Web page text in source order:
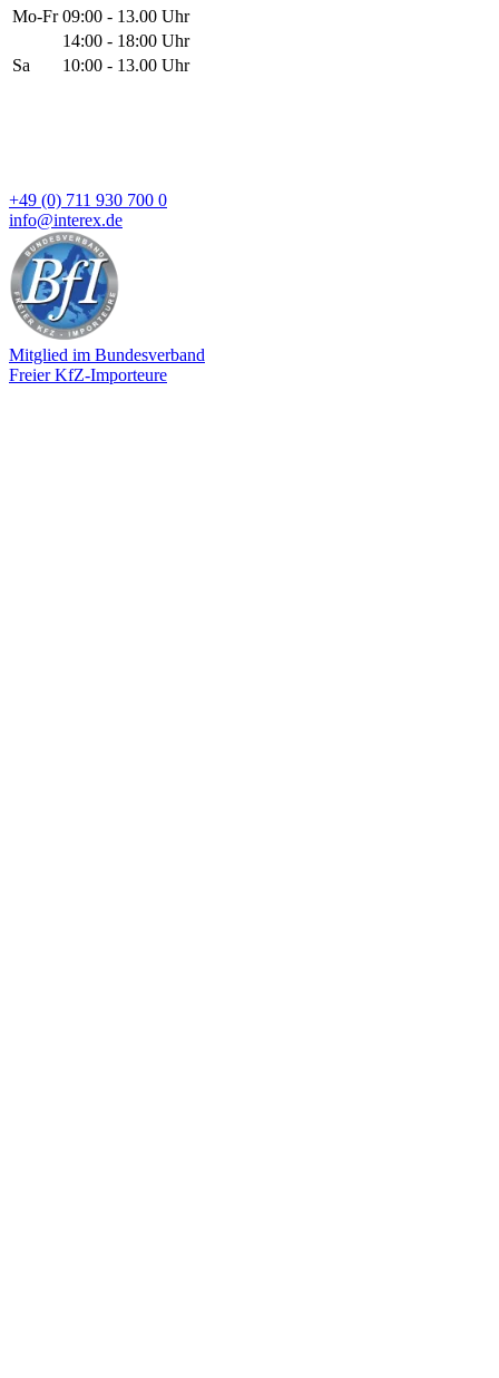
Mo-Fr 09:00 - 13.00 Uhr
14:00 - 18:00 Uhr
Sa
10:00 - 13.00 Uhr
+49 (0) 711 930 700 0
info@interex.de
Mitglied im Bundesverband
Freier KfZ-Importeure